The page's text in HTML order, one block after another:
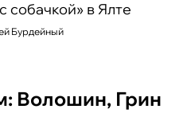
собачкой» в Ялте
Бурдейный
Волошин, Грин